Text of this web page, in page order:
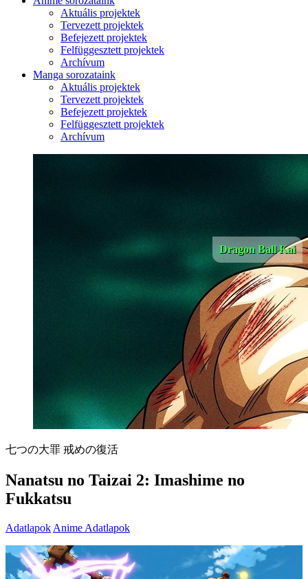
Aktuális projektek
Tervezett projektek
Befejezett projektek
Felfüggesztett projektek
Archívum
Manga sorozataink
Aktuális projektek
Tervezett projektek
Befejezett projektek
Felfüggesztett projektek
Archívum
Dragon Ball Kai
七つの大罪 戒めの復活
Nanatsu no Taizai 2: Imashime no
Fukkatsu
Adatlapok Anime Adatlapok